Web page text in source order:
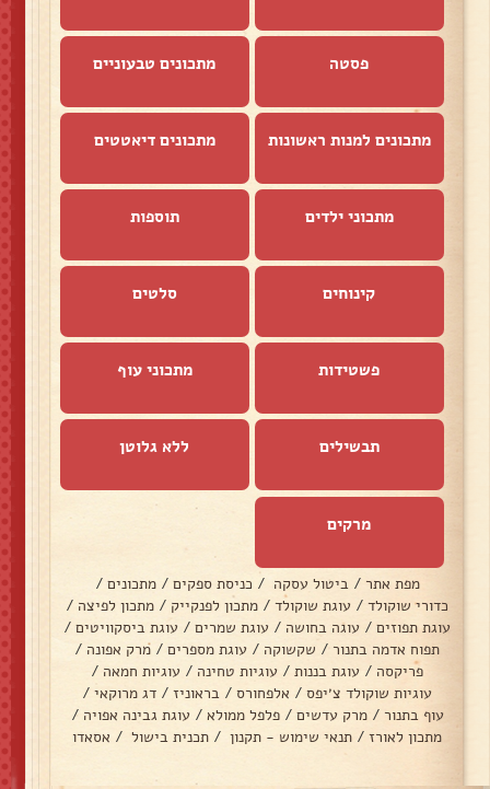
פסטה מתכונים טבעוניים
מתכונים למנות ראשונות מתכונים דיאטטים
מתכוני ילדים תוספות
קינוחים סלטים
פשטידות מתכוני עוף
תבשילים ללא גלוטן
מרקים
מפת אתר / ביטול עסקה / כניסת ספקים / מתכונים /
כדורי שוקולד / עוגת שוקולד / מתכון לפנקייק / מתכון לפיצה /
עוגת תפוזים / עוגה בחושה / עוגת שמרים / עוגת ביסקוויטים /
תפוח אדמה בתנור / שקשוקה / עוגת מספרים / מרק אפונה /
פריקסה / עוגת בננות / עוגיות טחינה / עוגיות חמאה /
עוגיות שוקולד צ׳יפס / אלפחורס / בראוניז / דג מרוקאי /
עוף בתנור / מרק עדשים / פלפל ממולא / עוגת גבינה אפויה /
מתכון לאורז / תנאי שימוש - תקנון / תכנית בישול / אסאדו